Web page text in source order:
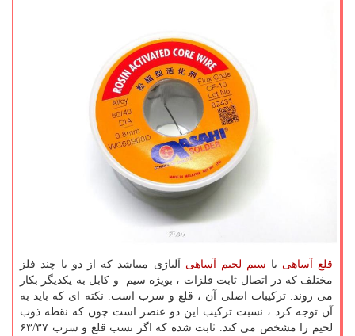
قلع آساهی یا سیم لحیم آساهی آلیاژی میباشد که از دو یا چند فلز
مختلف که در اتصال ثابت فلزات ، بویژه سیم و کابل به یکدیگر بکار
می روند. ترکیبات اصلی آن ، قلع و سرب است. نکته ای که باید به
آن توجه کرد ، نسبت ترکیب این دو عنصر است چون که نقطه ذوب
لحیم را مشخص می کند. ثابت شده که اگر نسب قلع و سرب ۶۳/۳۷